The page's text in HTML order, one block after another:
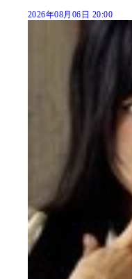
2026年08月06日 20:00